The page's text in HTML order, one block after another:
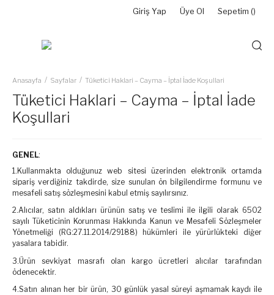
Giriş Yap Üye Ol Sepetim ()
Anasayfa Sayfalar Tüketici Haklari – Cayma – İptal İade Koşullari
Tüketici Haklari – Cayma – İptal İade
Koşullari
GENEL:
1.Kullanmakta olduğunuz web sitesi üzerinden elektronik ortamda
sipariş verdiğiniz takdirde, size sunulan ön bilgilendirme formunu ve
mesafeli satış sözleşmesini kabul etmiş sayılırsınız.
2.Alıcılar, satın aldıkları ürünün satış ve teslimi ile ilgili olarak 6502
sayılı Tüketicinin Korunması Hakkında Kanun ve Mesafeli Sözleşmeler
Yönetmeliği (RG:27.11.2014/29188) hükümleri ile yürürlükteki diğer
yasalara tabidir.
3.Ürün sevkiyat masrafı olan kargo ücretleri alıcılar tarafından
ödenecektir.
4.Satın alınan her bir ürün, 30 günlük yasal süreyi aşmamak kaydı ile